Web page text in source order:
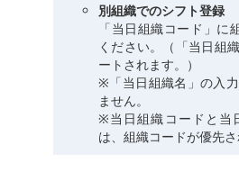
別組織でのシフト登録
「当日組織コード」
ください。（「当日組
ートされます。）
※「当日組織名」の入
ません。
※当日組織コードと当
は、組織コードが優先さ